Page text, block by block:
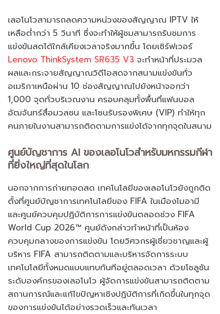
เลอโนโวสามารถลดความหน่วงของสัญญาณ IPTV ให้
เหลือต่ำกว่า 5 วินาที ซึ่งจะทำให้ผู้ชมสามารถรับชมการ
แข่งขันสดได้ใกล้เคียงเวลาจริงมากขึ้น โดยเซิร์ฟเวอร์
Lenovo ThinkSystem SR635 V3 จะทำหน้าที่ประมวล
ผลและกระจายสัญญาณวิดีโอสดจากสนามแข่งขันทั่ว
อเมริกาเหนือผ่าน 10 ช่องสัญญาณไปยังหน้าจอกว่า
1,000 จุดทั่วบริเวณงาน ครอบคลุมทั้งพื้นที่แฟนบอล
อัฒจันทร์สื่อมวลชน และโซนรับรองพิเศษ (VIP) ทำให้ทุก
คนภายในงานสามารถติดตามการแข่งได้จากทุกจุดในสนาม
ศูนย์บัญชาการ AI ของเลอโนโวสำหรับมหกรรมกีฬา
ที่ยิ่งใหญ่ที่สุดในโลก
นอกจากการถ่ายทอดสด เทคโนโลยีของเลอโนโวยังถูกติด
ตั้งที่ศูนย์บัญชาการเทคโนโลยีของ FIFA ในเมืองไมอามี
และศูนย์ควบคุมปฏิบัติการการแข่งขันตลอดช่วง FIFA
World Cup 2026™ ศูนย์ดังกล่าวทำหน้าที่เป็นห้อง
ควบคุมกลางของการแข่งขัน โดยวิศวกรผู้เชี่ยวชาญและผู้
บริหาร FIFA สามารถติดตามและบริหารจัดการระบบ
เทคโนโลยีทั้งหมดแบบแทบทันทีอยู่ตลอดเวลา ด้วยโซลูชัน
ระดับองค์กรของเลอโนโว ผู้จัดการแข่งขันสามารถติดตาม
สถานการณ์และแก้ไขปัญหาเชิงปฏิบัติการที่เกิดขึ้นในทุกจุด
ของการแข่งขันได้อย่างรวดเร็วและทันเวลา